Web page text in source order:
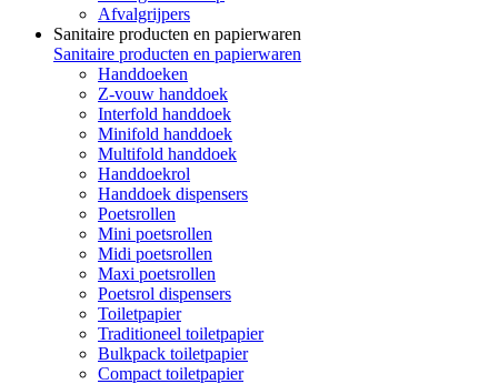
Afvalgrijpers
Sanitaire producten en papierwaren
Sanitaire producten en papierwaren
Handdoeken
Z-vouw handdoek
Interfold handdoek
Minifold handdoek
Multifold handdoek
Handdoekrol
Handdoek dispensers
Poetsrollen
Mini poetsrollen
Midi poetsrollen
Maxi poetsrollen
Poetsrol dispensers
Toiletpapier
Traditioneel toiletpapier
Bulkpack toiletpapier
Compact toiletpapier